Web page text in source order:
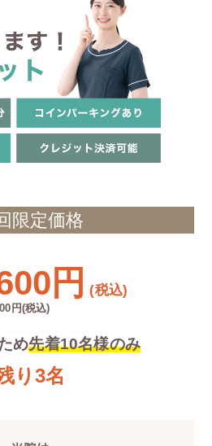
限定価格
円 (税込)
円(税込)
め先着10名様のみ
り3名